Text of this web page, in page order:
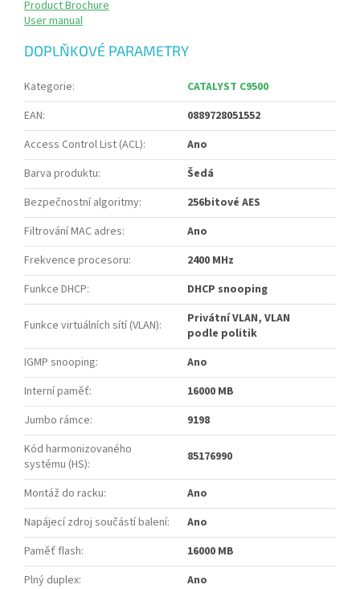
Product Brochure
User manual
DOPLŇKOVÉ PARAMETRY
Kategorie:
CATALYST C9500
EAN:
0889728051552
Access Control List (ACL):
Ano
Barva produktu:
Šedá
Bezpečnostní algoritmy:
256bitové AES
Filtrování MAC adres:
Ano
Frekvence procesoru:
2400 MHz
Funkce DHCP: DHCP snooping
Funkce virtuálních sítí (VLAN):
Privátní VLAN, VLAN
podle politik
IGMP snooping:
Ano
Interní paměť:
16000 MB
Jumbo rámce:
9198
Kód harmonizovaného
systému (HS): 85176990
Montáž do racku:
Ano
Napájecí zdroj součástí balení:
Ano
Paměť flash:
16000 MB
Plný duplex:
Ano